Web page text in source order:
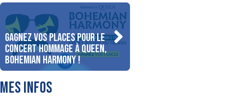
Gagnez vos places pour le
concert Hommage à Queen,
Bohemian Harmony !
MES INFOS